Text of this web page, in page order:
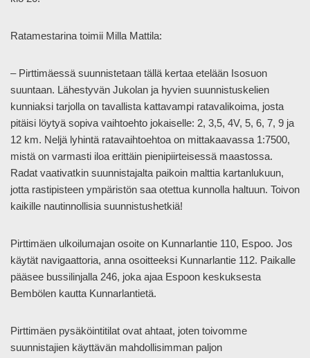
Ratamestarina toimii Milla Mattila:
– Pirttimäessä suunnistetaan tällä kertaa etelään Isosuon
suuntaan. Lähestyvän Jukolan ja hyvien suunnistuskelien
kunniaksi tarjolla on tavallista kattavampi ratavalikoima, josta
pitäisi löytyä sopiva vaihtoehto jokaiselle: 2, 3,5, 4V, 5, 6, 7, 9 ja
12 km. Neljä lyhintä ratavaihtoehtoa on mittakaavassa 1:7500,
mistä on varmasti iloa erittäin pienipiirteisessä maastossa.
Radat vaativatkin suunnistajalta paikoin malttia kartanlukuun,
jotta rastipisteen ympäristön saa otettua kunnolla haltuun. Toivon
kaikille nautinnollisia suunnistushetkiä!
Pirttimäen ulkoilumajan osoite on Kunnarlantie 110, Espoo. Jos
käytät navigaattoria, anna osoitteeksi Kunnarlantie 112. Paikalle
pääsee bussilinjalla 246, joka ajaa Espoon keskuksesta
Bembölen kautta Kunnarlantietä.
Pirttimäen pysäköintitilat ovat ahtaat, joten toivomme
suunnistajien käyttävän mahdollisimman paljon